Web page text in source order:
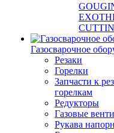
Газосварочное
Резаки
Горелки
Запчасти к
горелкам
Редукторы
Газовые
Рукава